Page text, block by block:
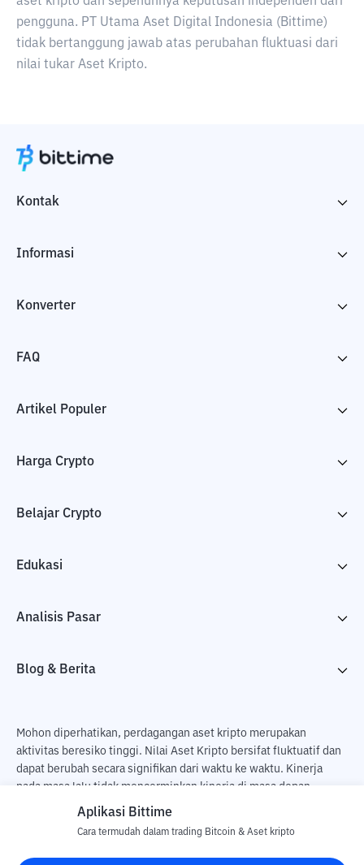
pengguna. PT Utama Aset Digital Indonesia (Bittime)
tidak bertanggung jawab atas perubahan fluktuasi dari
nilai tukar Aset Kripto.
Kontak
Informasi
Konverter
FAQ
Artikel Populer
Harga Crypto
Belajar Crypto
Edukasi
Analisis Pasar
Blog & Berita
Mohon diperhatikan, perdagangan aset kripto merupakan
aktivitas beresiko tinggi. Nilai Aset Kripto bersifat fluktuatif dan
dapat berubah secara signifikan dari waktu ke waktu. Kinerja
pada masa lalu tidak mencerminkan kinerja di masa depan.
Terdapat risiko kehilangan sebagai dampak dari membeli dan
pengguna. PT Utama Aset Digital Indonesia (Bittime) tidak
bertanggung jawab atas perubahan fluktuasi dari nilai tukar Aset
Aplikasi Bittime
Cara termudah dalam trading Bitcoin & Aset kripto